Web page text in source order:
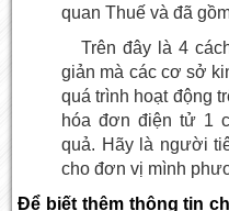
quan Thuế và đã
Trên đây là 4
giản mà các cơ sở
quá trình hoạt động
hóa đơn điện tử 1
quả. Hãy là người
cho đơn vị mình
Để biết thêm thông tin